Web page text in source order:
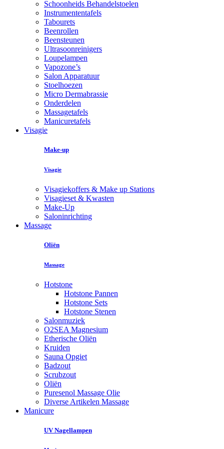
Schoonheids Behandelstoelen
Instrumententafels
Tabourets
Beenrollen
Beensteunen
Ultrasoonreinigers
Loupelampen
Vapozone’s
Salon Apparatuur
Stoelhoezen
Micro Dermabrassie
Onderdelen
Massagetafels
Manicuretafels
Visagie
Make-up
Visagie
Visagiekoffers & Make up Stations
Visagieset & Kwasten
Make-Up
Saloninrichting
Massage
Oliën
Massage
Hotstone
Hotstone Pannen
Hotstone Sets
Hotstone Stenen
Salonmuziek
O2SEA Magnesium
Etherische Oliën
Kruiden
Sauna Opgiet
Badzout
Scrubzout
Oliën
Puresenol Massage Olie
Diverse Artikelen Massage
Manicure
UV Nagellampen